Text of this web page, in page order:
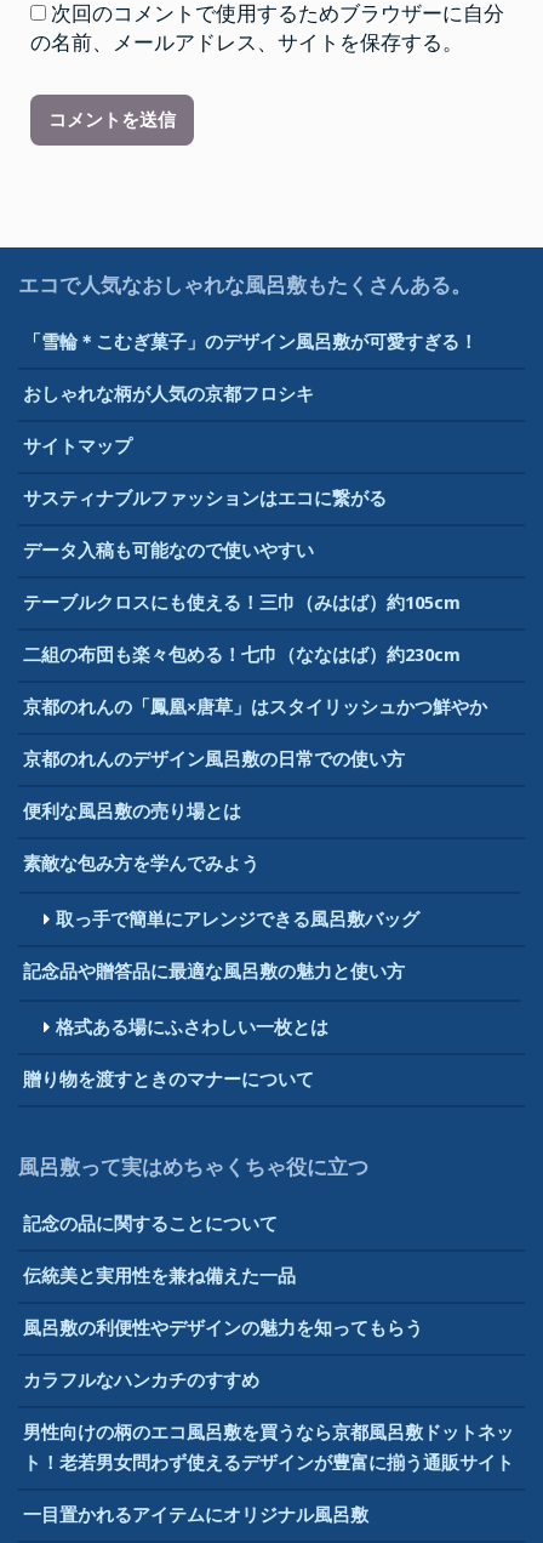
次回のコメントで使用するためブラウザーに自分
の名前、メールアドレス、サイトを保存する。
エコで人気なおしゃれな風呂敷もたくさんある。
「雪輪＊こむぎ菓子」のデザイン風呂敷が可愛すぎる！
おしゃれな柄が人気の京都フロシキ
サイトマップ
サスティナブルファッションはエコに繋がる
データ入稿も可能なので使いやすい
テーブルクロスにも使える！三巾（みはば）約105cm
二組の布団も楽々包める！七巾（ななはば）約230cm
京都のれんの「鳳凰×唐草」はスタイリッシュかつ鮮やか
京都のれんのデザイン風呂敷の日常での使い方
便利な風呂敷の売り場とは
素敵な包み方を学んでみよう
取っ手で簡単にアレンジできる風呂敷バッグ
記念品や贈答品に最適な風呂敷の魅力と使い方
格式ある場にふさわしい一枚とは
贈り物を渡すときのマナーについて
風呂敷って実はめちゃくちゃ役に立つ
記念の品に関することについて
伝統美と実用性を兼ね備えた一品
風呂敷の利便性やデザインの魅力を知ってもらう
カラフルなハンカチのすすめ
男性向けの柄のエコ風呂敷を買うなら京都風呂敷ドットネッ
ト！老若男女問わず使えるデザインが豊富に揃う通販サイト
一目置かれるアイテムにオリジナル風呂敷